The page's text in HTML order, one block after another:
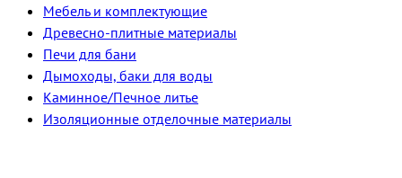
Мебель и комплектующие
Древесно-плитные материалы
Печи для бани
Дымоходы, баки для воды
Каминное/Печное литье
Изоляционные отделочные материалы